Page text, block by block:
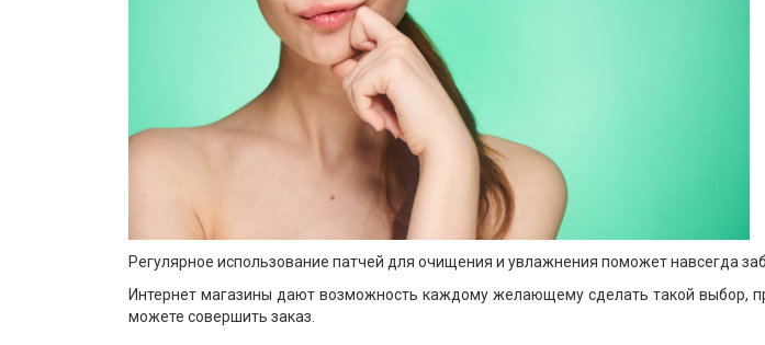
Регулярное использование патчей для очищения и увлажнения поможет навсегда
Интернет магазины дают возможность каждому желающему сделать такой выбор,
можете совершить заказ.